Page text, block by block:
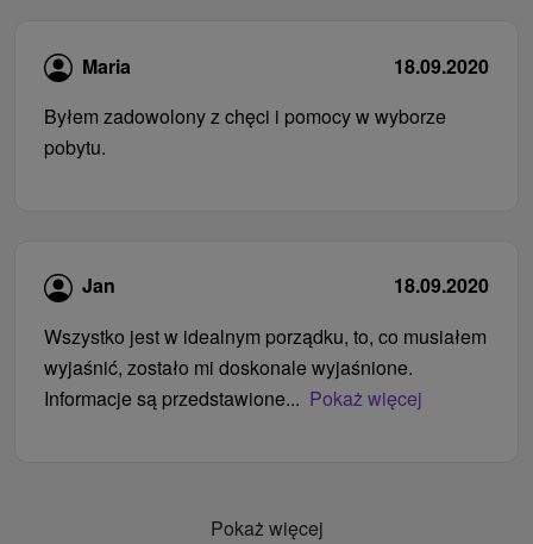
Maria
18.09.2020
Byłem zadowolony z chęci i pomocy w wyborze
pobytu.
Jan
18.09.2020
Wszystko jest w idealnym porządku, to, co musiałem
wyjaśnić, zostało mi doskonale wyjaśnione.
Informacje są przedstawione... Pokaż więcej
Pokaż więcej